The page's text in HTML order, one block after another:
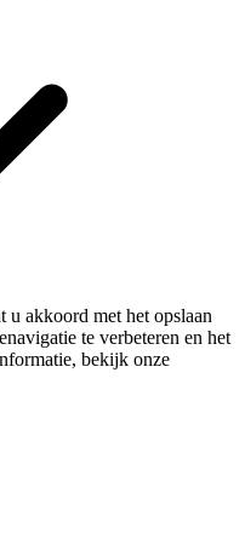
akkoord met het opslaan
te verbeteren en het
bekijk onze